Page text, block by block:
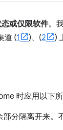
或仅限软件。
道 (1 )、(2 )
时应用以下所
部分隔离开来。